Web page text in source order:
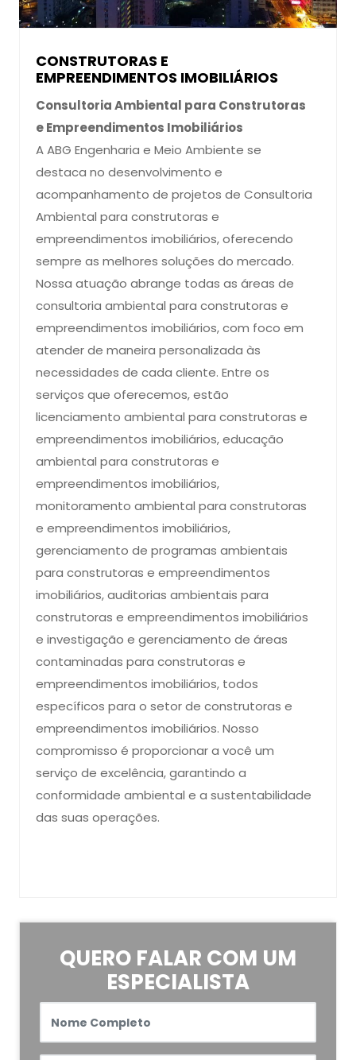
CONSTRUTORAS E
EMPREENDIMENTOS IMOBILIÁRIOS
Consultoria Ambiental para Construtoras
e Empreendimentos Imobiliários
A ABG Engenharia e Meio Ambiente se
destaca no desenvolvimento e
acompanhamento de projetos de Consultoria
Ambiental para construtoras e
empreendimentos imobiliários, oferecendo
sempre as melhores soluções do mercado.
Nossa atuação abrange todas as áreas de
consultoria ambiental para construtoras e
empreendimentos imobiliários, com foco em
atender de maneira personalizada às
necessidades de cada cliente. Entre os
serviços que oferecemos, estão
licenciamento ambiental para construtoras e
empreendimentos imobiliários, educação
ambiental para construtoras e
empreendimentos imobiliários,
monitoramento ambiental para construtoras
e empreendimentos imobiliários,
gerenciamento de programas ambientais
para construtoras e empreendimentos
imobiliários, auditorias ambientais para
construtoras e empreendimentos imobiliários
e investigação e gerenciamento de áreas
contaminadas para construtoras e
empreendimentos imobiliários, todos
específicos para o setor de construtoras e
empreendimentos imobiliários. Nosso
compromisso é proporcionar a você um
serviço de excelência, garantindo a
conformidade ambiental e a sustentabilidade
das suas operações.
QUERO FALAR COM UM
ESPECIALISTA